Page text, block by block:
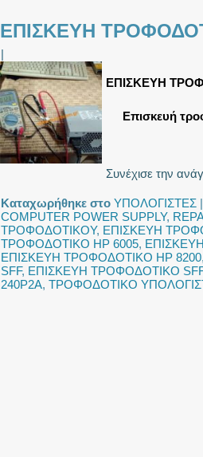
ΕΠΙΣΚΕΥΗ
|
ΕΠΙΣΚΕΥΗ
Eπισκευή
Συνέχισε την
Καταχωρήθηκε στο ΥΠΟΛΟΓΙΣΤΕΣ |
COMPUTER POWER SUPPLY,
ΤΡΟΦΟΔΟΤΙΚΟΥ, ΕΠΙΣΚΕΥΗ
ΤΡΟΦΟΔΟΤΙΚΟ HP 6005,
ΕΠΙΣΚΕΥΗ ΤΡΟΦΟΔΟΤΙΚΟ HP 8200,
SFF, ΕΠΙΣΚΕΥΗ ΤΡΟΦΟΔΟΤΙΚΟ
240P2A, ΤΡΟΦΟΔΟΤΙΚΟ